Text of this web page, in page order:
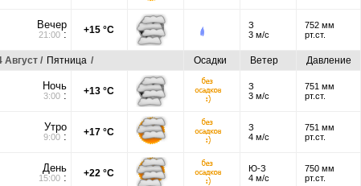
Вечер
21:00: +15 °C
З
3 м/с
752 мм
рт.ст.
Август / Пятница / Осадки Ветер Давление
Ночь
3:00: +13 °C
З
3 м/с
751 мм
рт.ст.
Утро
9:00: +17 °C
З
4 м/с
751 мм
рт.ст.
День
15:00: +22 °C
Ю-З
4 м/с
750 мм
рт.ст.